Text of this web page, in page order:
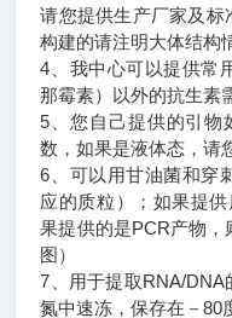
请您提供生产厂家及标
构建的请注明大体结构
4、我中心可以提供常
那霉素）以外的抗生素
5、您自己提供的引物
数，如果是液体态，请
6、可以用甘油菌和穿
应的质粒）；如果提
果提供的是PCR产物，
图）
7、用于提取RNA/
氮中速冻，保存在－80